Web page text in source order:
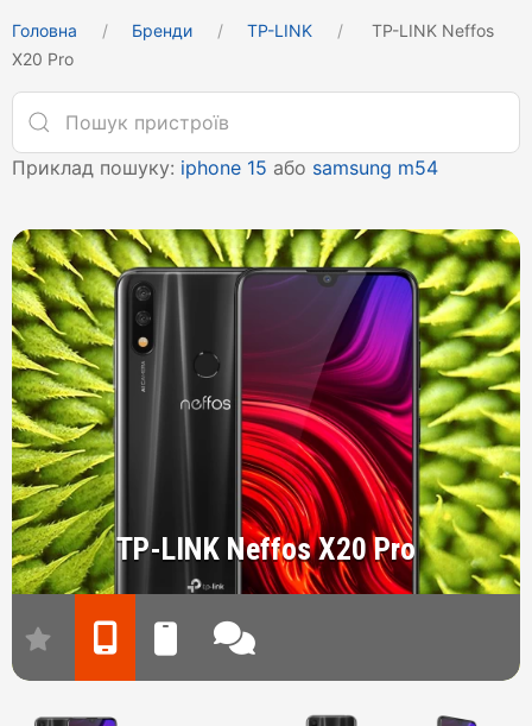
Головна Бренди TP-LINK
TP-LINK Neffos
X20 Pro
Приклад пошуку: iphone 15 або samsung m54
TP-LINK Neffos X20 Pro